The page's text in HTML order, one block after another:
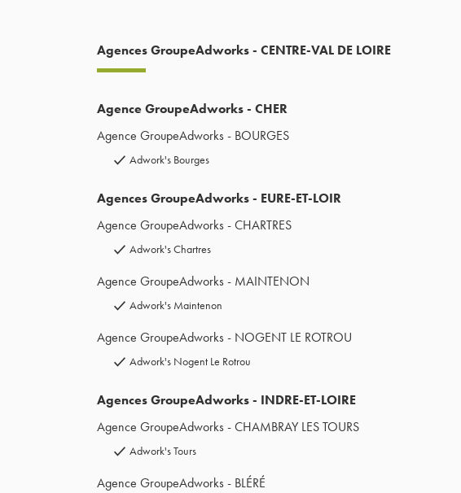
Agences GroupeAdworks - CENTRE-VAL DE LOIRE
Agence GroupeAdworks - CHER
Agence GroupeAdworks - BOURGES
Adwork's Bourges
Agences GroupeAdworks - EURE-ET-LOIR
Agence GroupeAdworks - CHARTRES
Adwork's Chartres
Agence GroupeAdworks - MAINTENON
Adwork's Maintenon
Agence GroupeAdworks - NOGENT LE ROTROU
Adwork's Nogent Le Rotrou
Agences GroupeAdworks - INDRE-ET-LOIRE
Agence GroupeAdworks - CHAMBRAY LES TOURS
Adwork's Tours
Agence GroupeAdworks - BLÉRÉ